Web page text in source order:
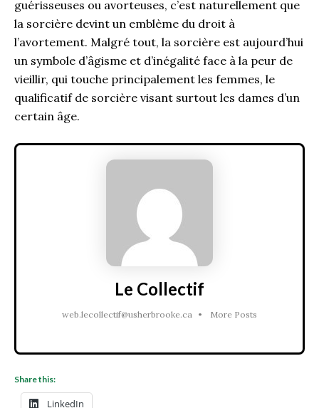
guérisseuses ou avorteuses, c’est naturellement que
la sorcière devint un emblème du droit à
l’avortement. Malgré tout, la sorcière est aujourd’hui
un symbole d’âgisme et d’inégalité face à la peur de
vieillir, qui touche principalement les femmes, le
qualificatif de sorcière visant surtout les dames d’un
certain âge.
Le Collectif
web.lecollectif@usherbrooke.ca • More Posts
Share this:
LinkedIn